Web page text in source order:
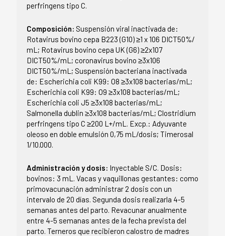
perfringens tipo C.
Composición: Suspensión viral inactivada de:
Rotavirus bovino cepa B223 (G10) ≥1 x 106 DICT50%/
mL; Rotavirus bovino cepa UK (G6) ≥2x107
DICT50%/mL; coronavirus bovino ≥3x106
DICT50%/mL; Suspensión bacteriana inactivada
de: Escherichia coli K99: O8 ≥3x108 bacterias/mL;
Escherichia coli K99: O9 ≥3x108 bacterias/mL;
Escherichia coli J5 ≥3x108 bacterias/mL;
Salmonella dublin ≥3x108 bacterias/mL; Clostridium
perfringens tipo C ≥200 L+/mL. Excp.: Adyuvante
oleoso en doble emulsión 0,75 mL/dosis; Timerosal
1/10.000.
Administración y dosis: Inyectable S/C. Dosis:
bovinos: 3 mL. Vacas y vaquillonas gestantes: como
primovacunación administrar 2 dosis con un
intervalo de 20 días. Segunda dosis realizarla 4-5
semanas antes del parto. Revacunar anualmente
entre 4-5 semanas antes de la fecha prevista del
parto. Terneros que recibieron calostro de madres